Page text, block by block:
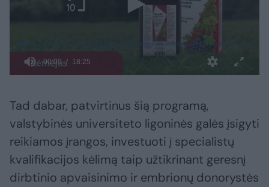
Tad dabar, patvirtinus šią programą,
valstybinės universiteto ligoninės galės įsigyti
reikiamos įrangos, investuoti į specialistų
kvalifikacijos kėlimą taip užtikrinant geresnį
dirbtinio apvaisinimo ir embrionų donorystės